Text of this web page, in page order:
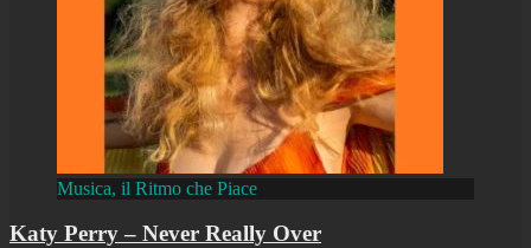
Musica, il Ritmo che Piace
Katy Perry – Never Really Over